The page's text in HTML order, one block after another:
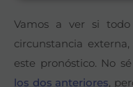
Vamos a ver si
circunstancia
este pronóstico. No
los dos anteriores,